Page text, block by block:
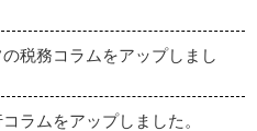
税務コラムをアップしまし
ラムをアップしました。